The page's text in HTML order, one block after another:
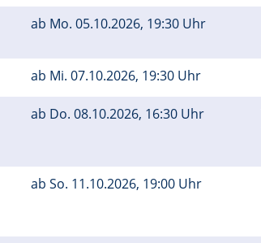
ab Mo. 05.10.2026, 19:30 Uhr
ab Mi. 07.10.2026, 19:30 Uhr
ab Do. 08.10.2026, 16:30 Uhr
ab So. 11.10.2026, 19:00 Uhr